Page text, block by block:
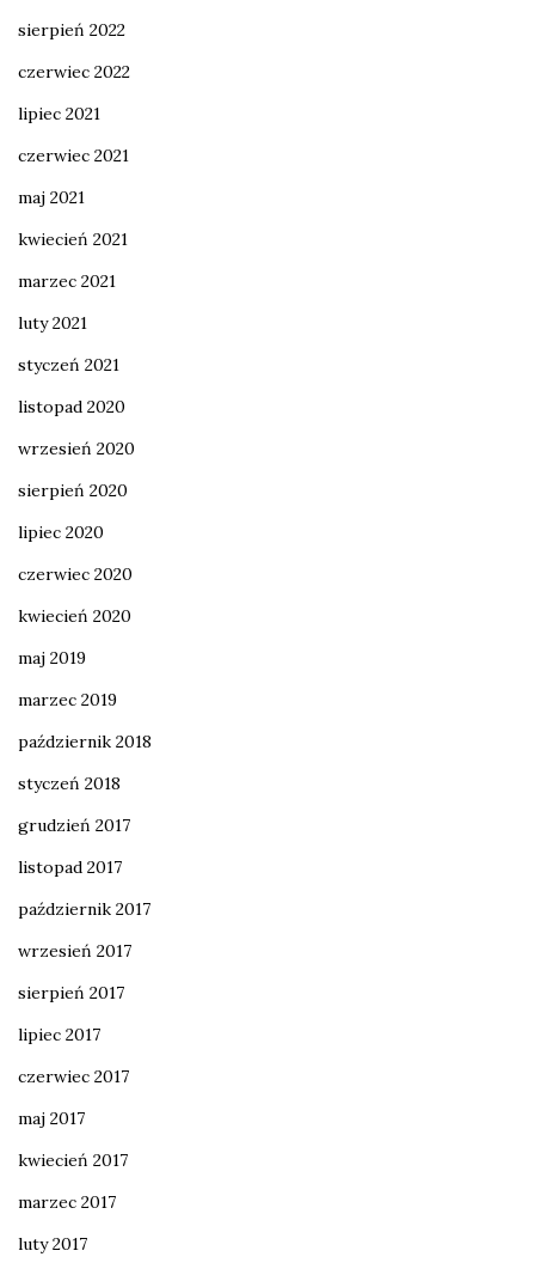
sierpień 2022
czerwiec 2022
lipiec 2021
czerwiec 2021
maj 2021
kwiecień 2021
marzec 2021
luty 2021
styczeń 2021
listopad 2020
wrzesień 2020
sierpień 2020
lipiec 2020
czerwiec 2020
kwiecień 2020
maj 2019
marzec 2019
październik 2018
styczeń 2018
grudzień 2017
listopad 2017
październik 2017
wrzesień 2017
sierpień 2017
lipiec 2017
czerwiec 2017
maj 2017
kwiecień 2017
marzec 2017
luty 2017